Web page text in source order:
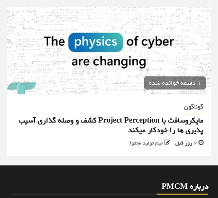
1 دقیقه خوانده شده
گوناگون
مایکروسافت با Project Perception کشف و وصله گذاری آسیب
پذیری ها را خودکار میکند
تیم تولید محتوا
درباره PMCM